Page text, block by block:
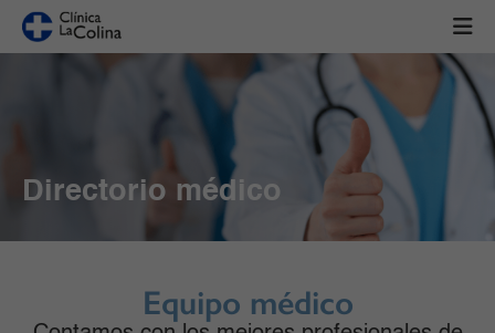
Directorio médico
Equipo médico